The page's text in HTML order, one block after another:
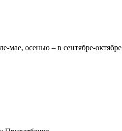
мае, осенью – в сентябре-октябре